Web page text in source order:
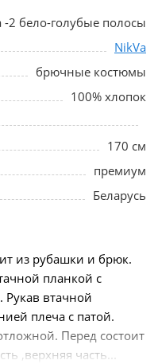
-2 бело-голубые полосы
NikVa
брючные костюмы
100% хлопок
170 см
премиум
Беларусь
из рубашки и брюк.
планкой с
Рукав втачной
плеча с патой.
Перед состоит
,верхняя часть...